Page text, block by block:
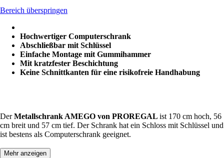
Bereich überspringen
Hochwertiger Computerschrank
Abschließbar mit Schlüssel
Einfache Montage mit Gummihammer
Mit kratzfester Beschichtung
Keine Schnittkanten für eine risikofreie Handhabung
DerMetallschrank AMEGO von PROREGAL ist 170 cm hoch, 56
cm breit und 57 cm tief. Der Schrank hat ein Schloss mit Schlüssel und
ist bestens als Computerschrank geeignet.
Mehr anzeigen